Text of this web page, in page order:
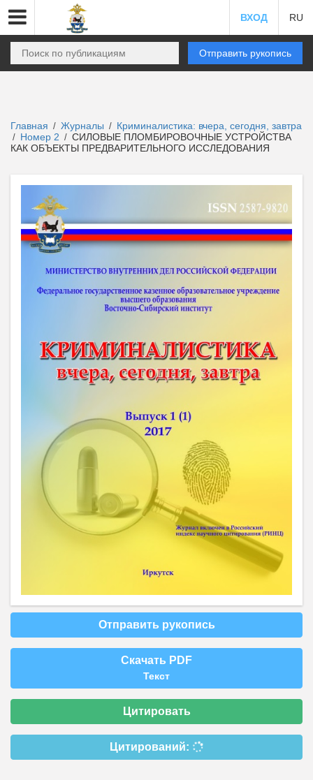
ВХОД RU
Отправить рукопись
Главная / Журналы / Криминалистика: вчера, сегодня, завтра
/ Номер 2 / СИЛОВЫЕ ПЛОМБИРОВОЧНЫЕ УСТРОЙСТВА
КАК ОБЪЕКТЫ ПРЕДВАРИТЕЛЬНОГО ИССЛЕДОВАНИЯ
Отправить рукопись
Скачать PDF
Текст
Цитировать
Цитирований: